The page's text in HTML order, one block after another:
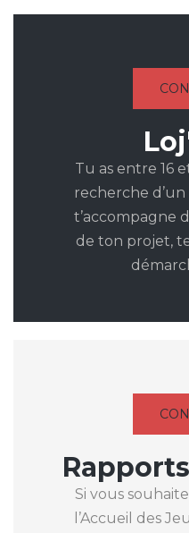
Tu as entre 16
recherche d’un
t’accompagne
de ton projet,
Si vous
l’Accueil des